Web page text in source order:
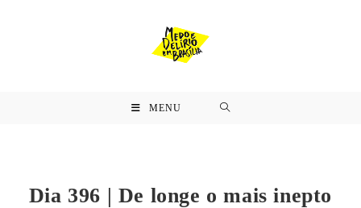
MENU
Dia 396 | De longe o mais inepto